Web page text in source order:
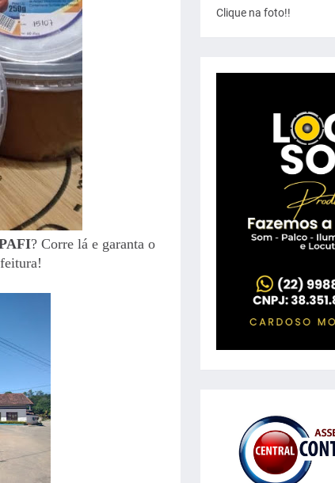
? Corre lá e garanta o
Clique na foto!!